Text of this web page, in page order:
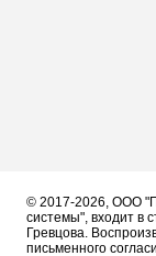
© 2017-2026, ООО
системы", входит в
Гревцова.
письменного